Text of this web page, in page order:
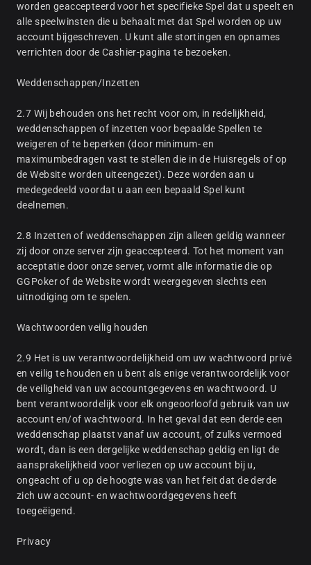
worden geaccepteerd voor het specifieke Spel dat u speelt en
alle speelwinsten die u behaalt met dat Spel worden op uw
account bijgeschreven. U kunt alle stortingen en opnames
verrichten door de Cashier-pagina te bezoeken.
Weddenschappen/Inzetten
2.7 Wij behouden ons het recht voor om, in redelijkheid,
weddenschappen of inzetten voor bepaalde Spellen te
weigeren of te beperken (door minimum- en
maximumbedragen vast te stellen die in de Huisregels of op
de Website worden uiteengezet). Deze worden aan u
medegedeeld voordat u aan een bepaald Spel kunt
deelnemen.
2.8 Inzetten of weddenschappen zijn alleen geldig wanneer
zij door onze server zijn geaccepteerd. Tot het moment van
acceptatie door onze server, vormt alle informatie die op
GGPoker of de Website wordt weergegeven slechts een
uitnodiging om te spelen.
Wachtwoorden veilig houden
2.9 Het is uw verantwoordelijkheid om uw wachtwoord privé
en veilig te houden en u bent als enige verantwoordelijk voor
de veiligheid van uw accountgegevens en wachtwoord. U
bent verantwoordelijk voor elk ongeoorloofd gebruik van uw
account en/of wachtwoord. In het geval dat een derde een
weddenschap plaatst vanaf uw account, of zulks vermoed
wordt, dan is een dergelijke weddenschap geldig en ligt de
aansprakelijkheid voor verliezen op uw account bij u,
ongeacht of u op de hoogte was van het feit dat de derde
zich uw account- en wachtwoordgegevens heeft
toegeëigend.
Privacy